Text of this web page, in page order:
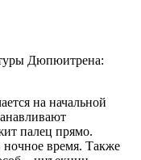
Дюпюитрена:
на начальной
палец прямо.
время. Также